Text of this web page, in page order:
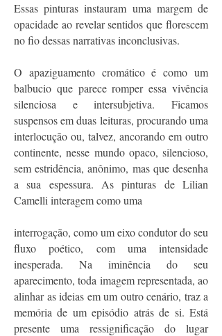
Essas pinturas instauram uma margem de
opacidade ao revelar sentidos que florescem
no fio dessas narrativas inconclusivas.
O apaziguamento cromático é como um
balbucio que parece romper essa vivência
silenciosa e intersubjetiva. Ficamos
suspensos em duas leituras, procurando uma
interlocução ou, talvez, ancorando em outro
continente, nesse mundo opaco, silencioso,
sem estridência, anônimo, mas que desenha
a sua espessura. As pinturas de Lilian
Camelli interagem como uma
interrogação, como um eixo condutor do seu
fluxo poético, com uma intensidade
inesperada. Na iminência do seu
aparecimento, toda imagem representada, ao
alinhar as ideias em um outro cenário, traz a
memória de um episódio atrás de si. Está
presente uma ressignificação do lugar